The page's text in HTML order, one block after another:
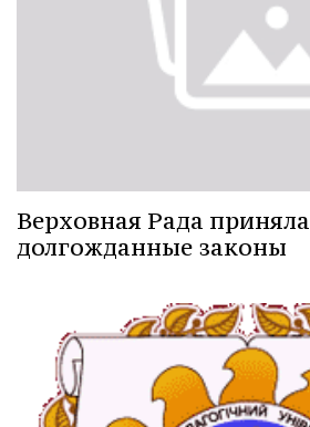
Верховная Рада приняла
долгожданные законы